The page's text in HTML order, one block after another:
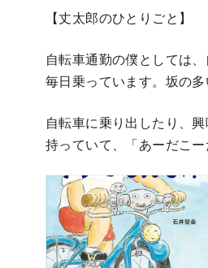
【丈太郎のひとりごと】
自転車通勤の僕としては
毎日乗っています。坂の
自転車に乗り出したり、
持っていて、「あーだこ